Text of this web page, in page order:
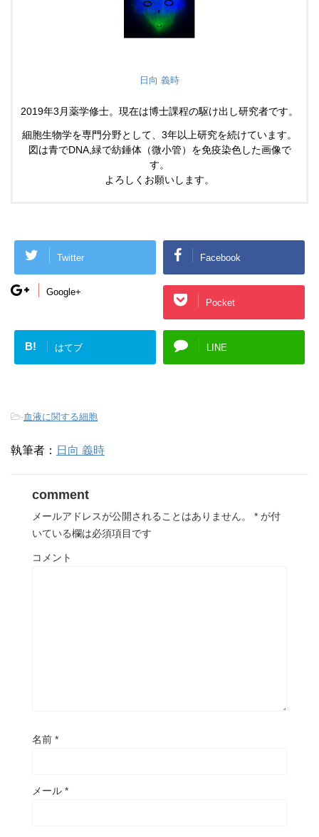
日向 義時
2019年3月薬学修士。現在は博士課程の駆け出し研究者です。
細胞生物学を専門分野として、3年以上研究を続けています。
図は青でDNA,緑で紡錘体（微小管）を免疫染色した画像で
す。
よろしくお願いします。
Twitter Facebook
Google+
Pocket
B! はてブ LINE
-血液に関する細胞
執筆者： 日向 義時
comment
メールアドレスが公開されることはありません。 * が付
いている欄は必須項目です
コメント
名前 *
メール *